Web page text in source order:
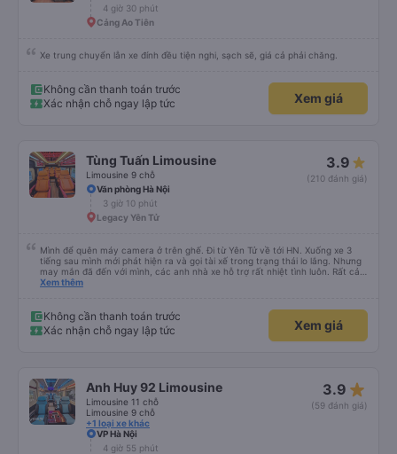
4 giờ 30 phút
Cảng Ao Tiên
Xe trung chuyển lẫn xe đính đều tiện nghi, sạch sẽ, giá cả phải chăng.
Không cần thanh toán trước
Xác nhận chỗ ngay lập tức
Xem giá
Tùng Tuấn Limousine
Limousine 9 chỗ
3.9
(210 đánh giá)
Văn phòng Hà Nội
3 giờ 10 phút
Legacy Yên Tử
Mình để quên máy camera ở trên ghế. Đi từ Yên Tử về tới HN. Xuống xe 3
tiếng sau mình mới phát hiện ra và gọi tài xế trong trạng thái lo lắng. Nhưng
may mắn đã đến với mình, các anh nhà xe hỗ trợ rất nhiệt tình luôn. Rất cảm
ơn và chúc các anh nhà xe Tùng Tuấn sức khoẻ, vạn dặm bình an ạ!
Xem thêm
Không cần thanh toán trước
Xác nhận chỗ ngay lập tức
Xem giá
Anh Huy 92 Limousine
Limousine 11 chỗ
Limousine 9 chỗ
+1 loại xe khác
3.9 star_rate
(59 đánh giá)
VP Hà Nội
4 giờ 55 phút